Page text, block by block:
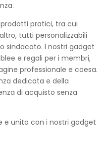
pratici, tra cui
tutti personalizzabili
sindacato. I nostri gadget
e regali per i membri,
professionale e coesa.
dedicata e della
di acquisto senza
e unito con i nostri gadget